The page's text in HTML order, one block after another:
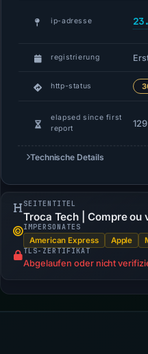
ip-adresse
registrierung
http-status
elapsed since first
report
Technische Details
SEITENTITEL
Troca Tech | Compre ou
IMPERSONATES
American Express Apple
TLS-ZERTIFIKAT
Abgelaufen oder nicht